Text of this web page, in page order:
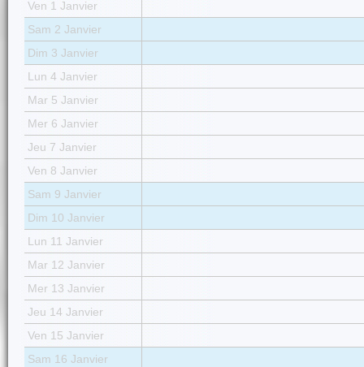
Ven 1 Janvier
Sam 2 Janvier
Dim 3 Janvier
Lun 4 Janvier
Mar 5 Janvier
Mer 6 Janvier
Jeu 7 Janvier
Ven 8 Janvier
Sam 9 Janvier
Dim 10 Janvier
Lun 11 Janvier
Mar 12 Janvier
Mer 13 Janvier
Jeu 14 Janvier
Ven 15 Janvier
Sam 16 Janvier